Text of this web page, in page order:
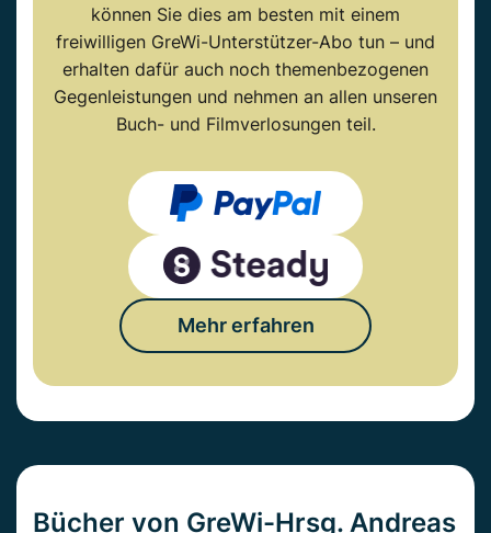
können Sie dies am besten mit einem
freiwilligen GreWi-Unterstützer-Abo tun – und
erhalten dafür auch noch themenbezogenen
Gegenleistungen und nehmen an allen unseren
Buch- und Filmverlosungen teil.
Mehr erfahren
Bücher von GreWi-Hrsg. Andreas